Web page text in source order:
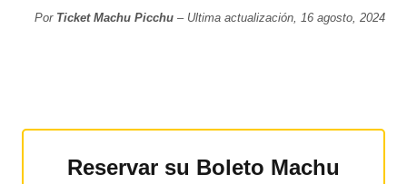
Por Ticket Machu Picchu– Ultima actualización, 16 agosto, 2024
Reservar su Boleto Machu